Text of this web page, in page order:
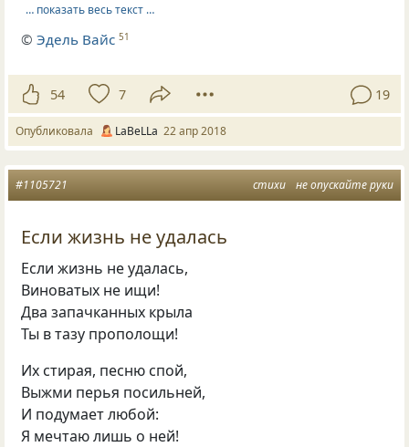
… показать весь текст …
©Эдель Вайс 51
54 7 19
Опубликовала LaBeLLa 22 апр 2018
стихи не опускайте руки
#1105721
Если жизнь не удалась
Если жизнь не удалась,
Виноватых не ищи!
Два запачканных крыла
Ты в тазу прополощи!
Их стирая, песню спой,
Выжми перья посильней,
И подумает любой:
Я мечтаю лишь о ней!